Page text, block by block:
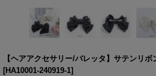
【ヘアアクセサリー/バレッタ】サテンリ
[HA10001-240919-1]